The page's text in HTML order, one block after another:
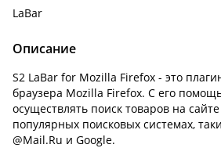
LaBar
Описание
S2 LaBar for Mozilla Firefox - это
браузера Mozilla Firefox. С его
осуществлять поиск товаров на
популярных поисковых системах,
@Mail.Ru и Google.